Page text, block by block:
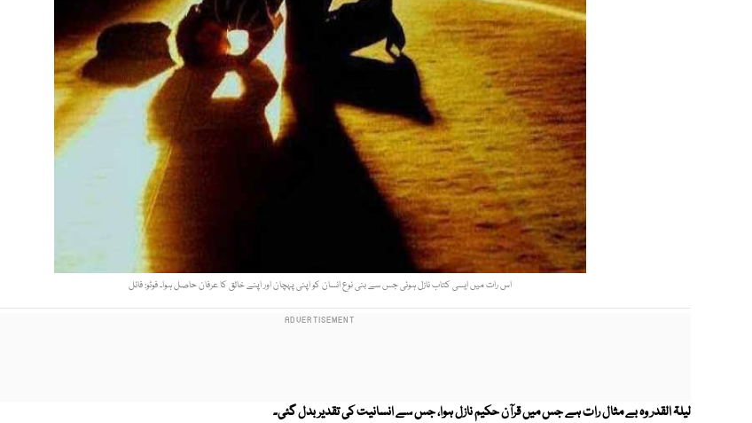
اس رات میں ایسی کتاب نازل ہوئی جس سے بنی نوع انسان کو اپنی پہچان اور اپنے خالق کا عرفان حاصل ہوا۔ فوٹو: فائل
لیلۃ القدر وہ بے مثال رات ہے جس میں قرآن حکیم نازل ہوا، جس سے انسانیت کی تقدیر بدل گئی۔